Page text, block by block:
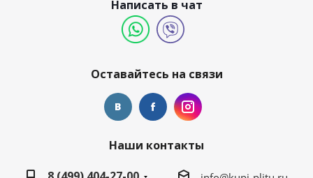
Написать в чат
Оставайтесь на связи
Наши контакты